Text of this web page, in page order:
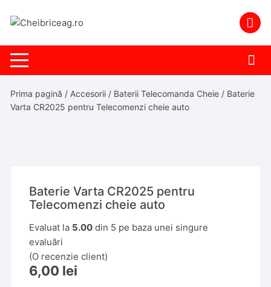
Prima pagină / Accesorii / Baterii Telecomanda Cheie / Baterie
Varta CR2025 pentru Telecomenzi cheie auto
Baterie Varta CR2025 pentru
Telecomenzi cheie auto
Evaluat la 5.00 din 5 pe baza unei singure
evaluări
(O recenzie client)
6,00 lei